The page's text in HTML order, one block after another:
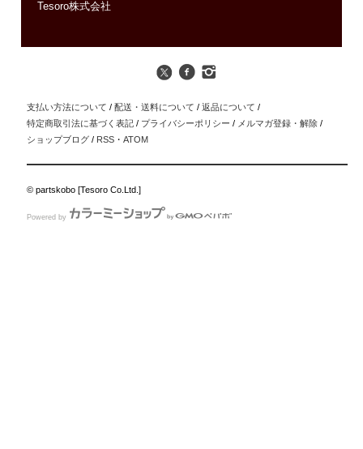
Tesoro株式会社
支払い方法について / 配送・送料について / 返品について /
特定商取引法に基づく表記 / プライバシーポリシー / メルマガ登録・解除 /
ショップブログ / RSS ・ATOM
© partskobo [Tesoro Co.Ltd.]
Powered by